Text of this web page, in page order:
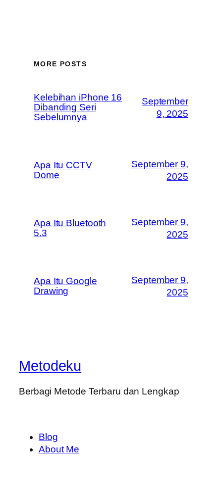
MORE POSTS
Kelebihan iPhone 16
Dibanding Seri
Sebelumnya
September
9, 2025
Apa Itu CCTV
Dome
September 9,
2025
Apa Itu Bluetooth
5.3
September 9,
2025
Apa Itu Google
Drawing
September 9,
2025
Metodeku
Berbagi Metode Terbaru dan Lengkap
Blog
About Me